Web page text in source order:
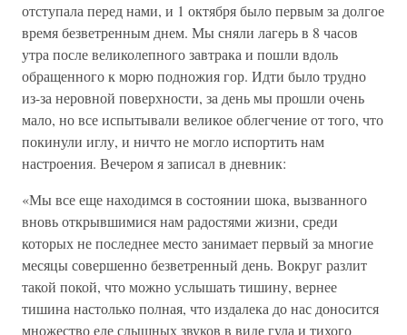
отступала перед нами, и 1 октября было первым за долгое
время безветренным днем. Мы сняли лагерь в 8 часов
утра после великолепного завтрака и пошли вдоль
обращенного к морю подножия гор. Идти было трудно
из-за неровной поверхности, за день мы прошли очень
мало, но все испытывали великое облегчение от того, что
покинули иглу, и ничто не могло испортить нам
настроения. Вечером я записал в дневник:
«Мы все еще находимся в состоянии шока, вызванного
вновь открывшимися нам радостями жизни, среди
которых не последнее место занимает первый за многие
месяцы совершенно безветренный день. Вокруг разлит
такой покой, что можно услышать тишину, вернее
тишина настолько полная, что издалека до нас доносится
множество еле слышных звуков в виде гула и тихого